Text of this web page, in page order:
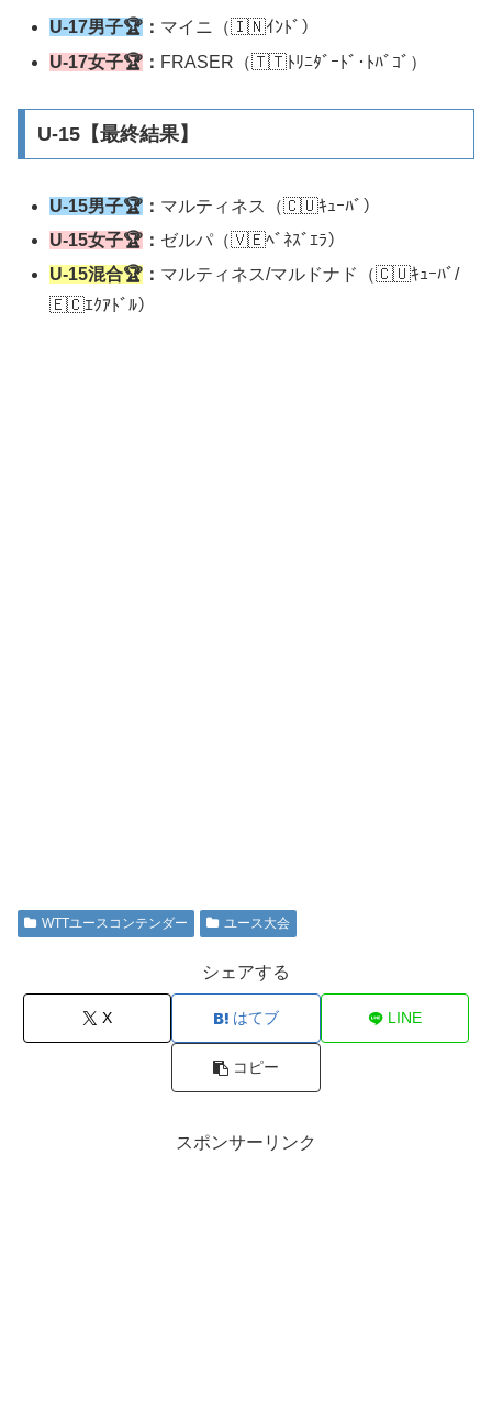
U-17男子🏆 ： マイニ（🇮🇳ｲﾝﾄﾞ）
U-17女子🏆 ： FRASER（🇹🇹ﾄﾘﾆﾀﾞｰﾄﾞ･ﾄﾊﾞｺﾞ）
U-15【最終結果】
U-15男子🏆 ： マルティネス（🇨🇺ｷｭｰﾊﾞ）
U-15女子🏆 ： ゼルパ（🇻🇪ﾍﾞﾈｽﾞｴﾗ）
U-15混合🏆 ： マルティネス/マルドナド（🇨🇺ｷｭｰﾊﾞ/
🇪🇨ｴｸｱﾄﾞﾙ）
WTTユースコンテンダー ユース大会
シェアする
X はてブ LINE
コピー
スポンサーリンク